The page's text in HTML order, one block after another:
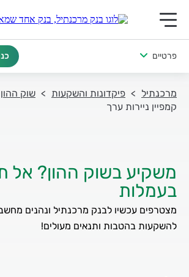
תפריט ראשי לנייד
פרטיים
מרכנתיל פיקדונות והשקעות
שוק ההון
קמפיין ניירות ערך
משקיע בשוק ההון? אל
בעמלות
מצטרפים עכשיו לבנק מרכנתיל ונהנים
להשקעות בהטבות ותנאים מעולים!